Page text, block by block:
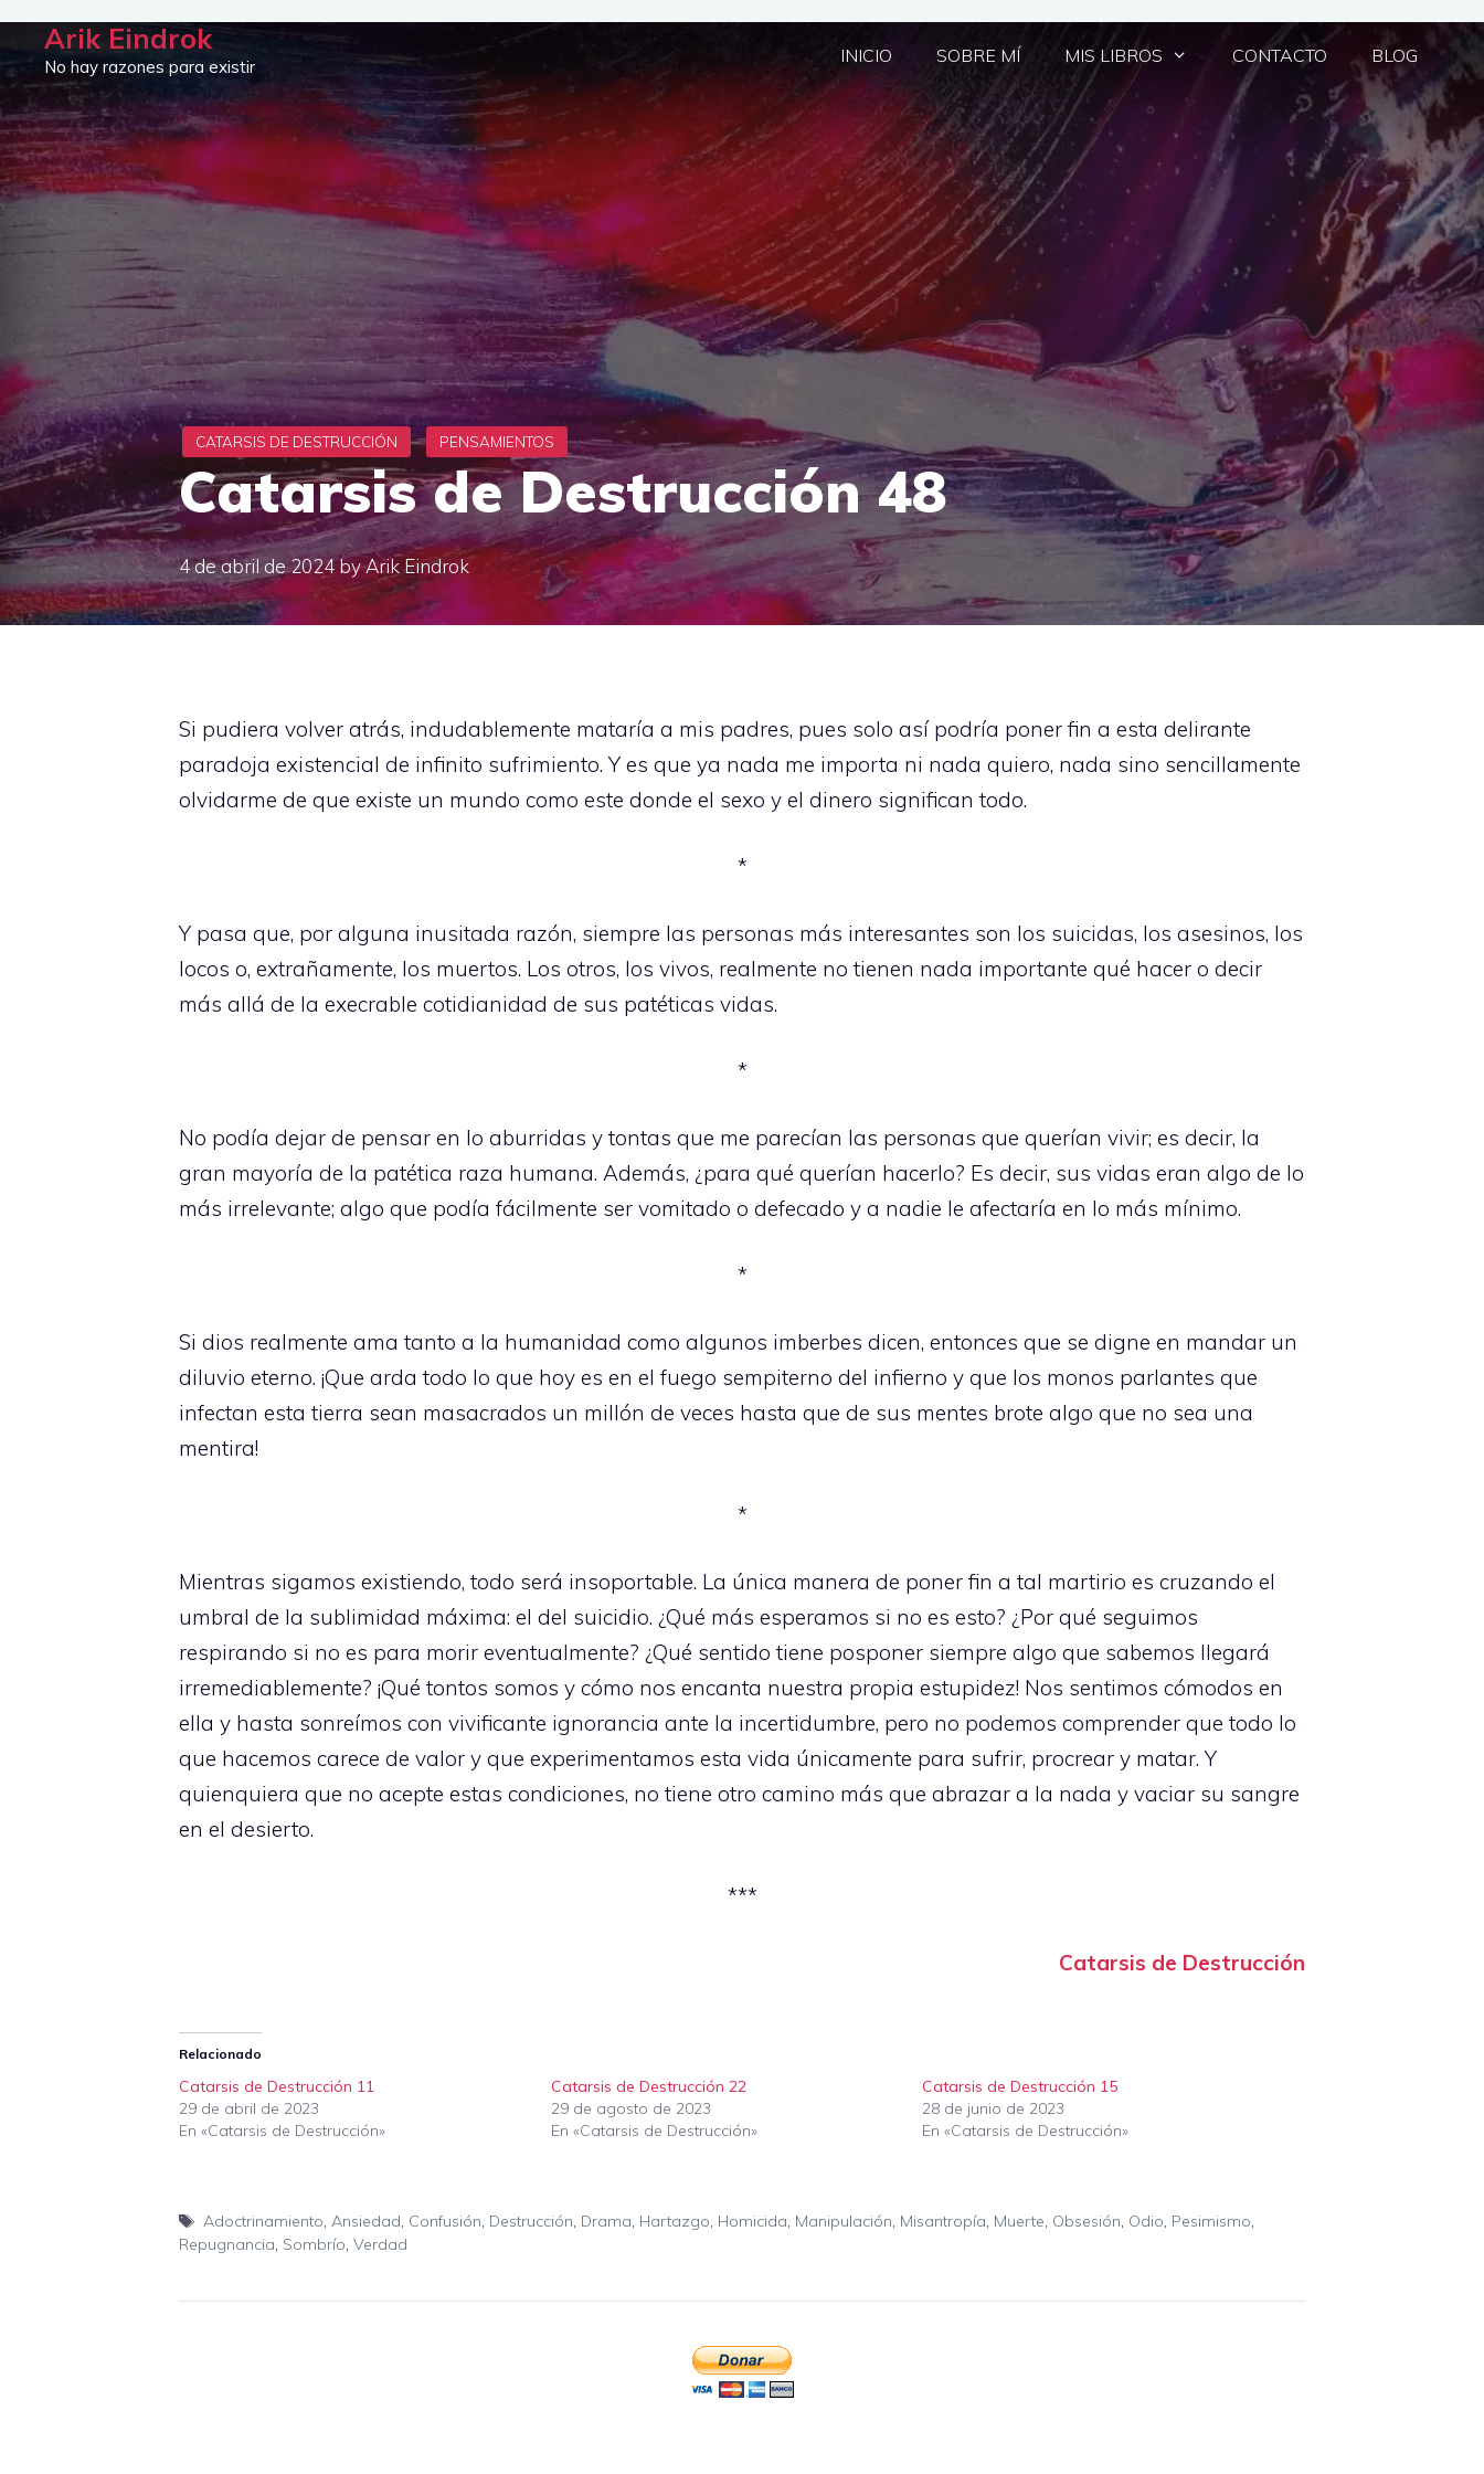
Saltar
al
contenido
Arik Eindrok
No hay razones para existir
INICIO SOBRE MÍ MIS LIBROS CONTACTO BLOG
Catarsis de Destrucción 48
4 de abril de 2024byArik Eindrok
Si pudiera volver atrás, indudablemente mataría a mis padres, pues solo así podría poner fin a esta delirante
paradoja existencial de infinito sufrimiento. Y es que ya nada me importa ni nada quiero, nada sino sencillamente
olvidarme de que existe un mundo como este donde el sexo y el dinero significan todo.
*
Y pasa que, por alguna inusitada razón, siempre las personas más interesantes son los suicidas, los asesinos, los
locos o, extrañamente, los muertos. Los otros, los vivos, realmente no tienen nada importante qué hacer o decir
más allá de la execrable cotidianidad de sus patéticas vidas.
*
No podía dejar de pensar en lo aburridas y tontas que me parecían las personas que querían vivir; es decir, la
gran mayoría de la patética raza humana. Además, ¿para qué querían hacerlo? Es decir, sus vidas eran algo de lo
más irrelevante; algo que podía fácilmente ser vomitado o defecado y a nadie le afectaría en lo más mínimo.
*
Si dios realmente ama tanto a la humanidad como algunos imberbes dicen, entonces que se digne en mandar un
diluvio eterno. ¡Que arda todo lo que hoy es en el fuego sempiterno del infierno y que los monos parlantes que
infectan esta tierra sean masacrados un millón de veces hasta que de sus mentes brote algo que no sea una
mentira!
*
Mientras sigamos existiendo, todo será insoportable. La única manera de poner fin a tal martirio es cruzando el
umbral de la sublimidad máxima: el del suicidio. ¿Qué más esperamos si no es esto? ¿Por qué seguimos
respirando si no es para morir eventualmente? ¿Qué sentido tiene posponer siempre algo que sabemos llegará
irremediablemente? ¡Qué tontos somos y cómo nos encanta nuestra propia estupidez! Nos sentimos cómodos en
ella y hasta sonreímos con vivificante ignorancia ante la incertidumbre, pero no podemos comprender que todo lo
que hacemos carece de valor y que experimentamos esta vida únicamente para sufrir, procrear y matar. Y
quienquiera que no acepte estas condiciones, no tiene otro camino más que abrazar a la nada y vaciar su sangre
en el desierto.
***
Catarsis de Destrucción
Relacionado
Catarsis de Destrucción 11
29 de abril de 2023
En «Catarsis de Destrucción»
Catarsis de Destrucción 22
29 de agosto de 2023
En «Catarsis de Destrucción»
Catarsis de Destrucción 15
28 de junio de 2023
En «Catarsis de Destrucción»
Etiquetas
Adoctrinamiento, Ansiedad, Confusión, Destrucción, Drama, Hartazgo, Homicida, Manipulación, Misantropía, Muerte, Obsesión, Odio, Pesimismo,
Repugnancia, Sombrío, Verdad